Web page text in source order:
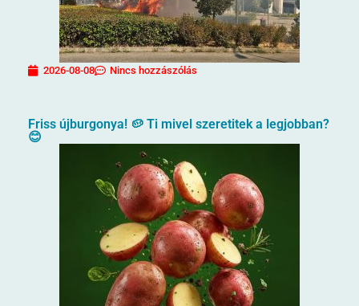
2026-08-08 Nincs hozzászólás
Friss újburgonya! 🥔 Ti mivel szeretitek a legjobban?
😊